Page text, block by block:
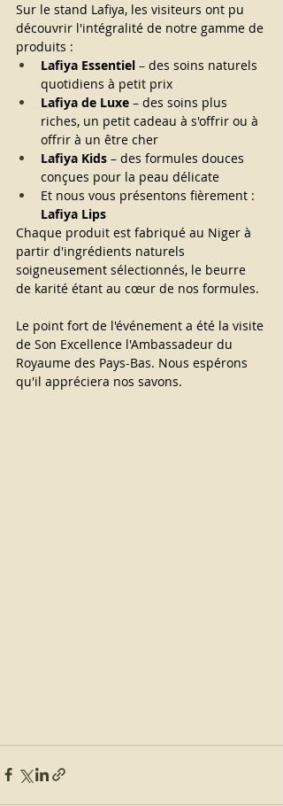
Sur le stand Lafiya, les visiteurs ont pu
découvrir l'intégralité de notre gamme de
produits :
Lafiya Essentiel – des soins naturels
quotidiens à petit prix
Lafiya de Luxe – des soins plus
riches, un petit cadeau à s'offrir ou à
offrir à un être cher
Lafiya Kids – des formules douces
conçues pour la peau délicate
Et nous vous présentons fièrement :
Lafiya Lips
Chaque produit est fabriqué au Niger à
partir d'ingrédients naturels
soigneusement sélectionnés, le beurre
de karité étant au cœur de nos formules.
Le point fort de l'événement a été la visite
de Son Excellence l'Ambassadeur du
Royaume des Pays-Bas. Nous espérons
qu'il appréciera nos savons.